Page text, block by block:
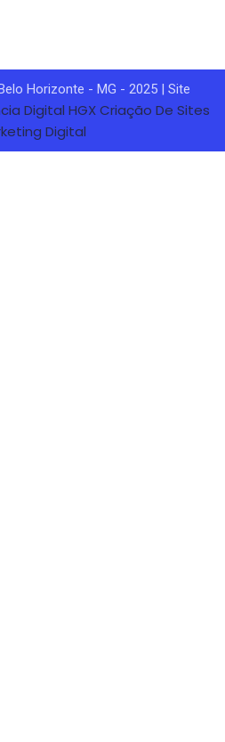
Horizonte - MG - 2025 | Site
Digital HGXCriação De Sites
Digital